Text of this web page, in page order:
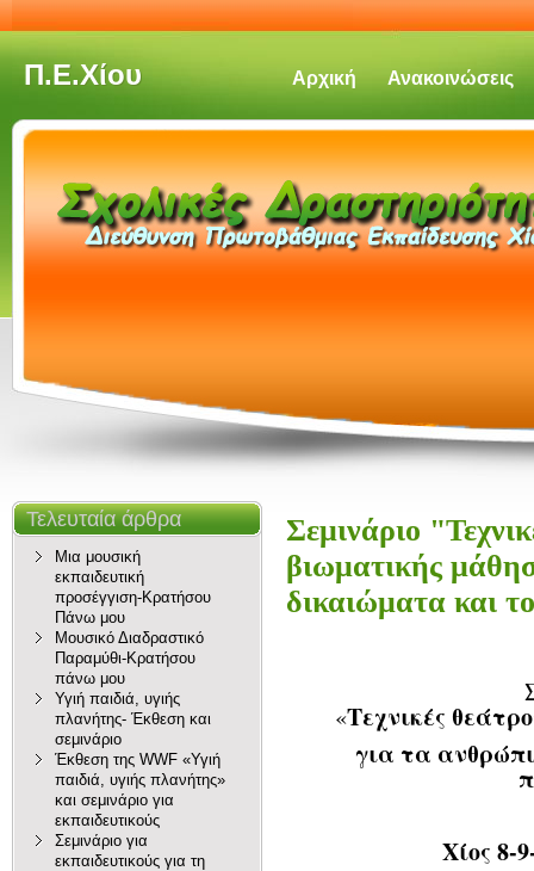
Π.Ε.Χίου Αρχική Ανακοινώσεις
Τελευταία άρθρα
Μια μουσική
εκπαιδευτική
προσέγγιση-Κρατήσου
Πάνω μου
Μουσικό Διαδραστικό
Παραμύθι-Κρατήσου
πάνω μου
Υγιή παιδιά, υγιής
πλανήτης- Έκθεση και
σεμινάριο
Έκθεση της WWF «Υγιή
παιδιά, υγιής πλανήτης»
και σεμινάριο για
εκπαιδευτικούς
Σεμινάριο για
εκπαιδευτικούς για τη
Σεμινάριο
βιωματικής
δικαιώματα και
«Τεχνικές
για τα
Χίος 8-